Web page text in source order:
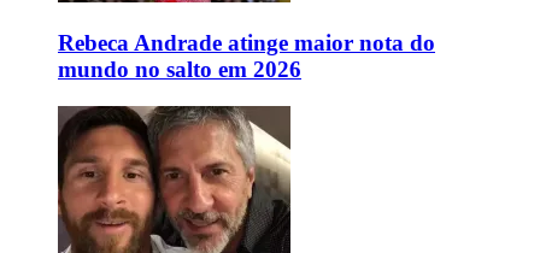
Rebeca Andrade atinge maior nota do
mundo no salto em 2026